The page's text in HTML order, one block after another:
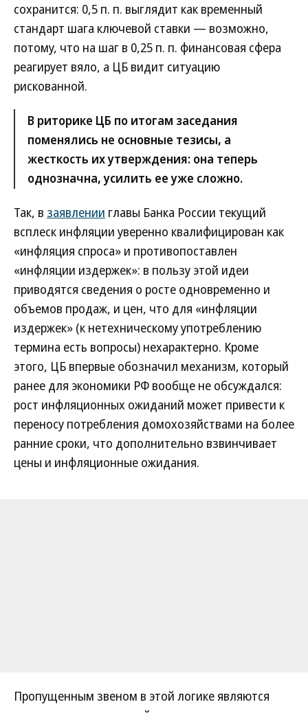
сохранится: 0,5 п. п. выглядит как временный
стандарт шага ключевой ставки — возможно,
потому, что на шаг в 0,25 п. п. финансовая сфера
реагирует вяло, а ЦБ видит ситуацию
рискованной.
В риторике ЦБ по итогам заседания
поменялись не основные тезисы, а
жесткость их утверждения: она теперь
однозначна, усилить ее уже сложно.
Так, в заявлении главы Банка России текущий
всплеск инфляции уверенно квалифицирован как
«инфляция спроса» и противопоставлен
«инфляции издержек»: в пользу этой идеи
приводятся сведения о росте одновременно и
объемов продаж, и цен, что для «инфляции
издержек» (к нетехническому употреблению
термина есть вопросы) нехарактерно. Кроме
этого, ЦБ впервые обозначил механизм, который
ранее для экономики РФ вообще не обсуждался:
рост инфляционных ожиданий может привести к
переносу потребления домохозяйствами на более
ранние сроки, что дополнительно взвинчивает
цены и инфляционные ожидания.
Пропущенным звеном в этой логике являются